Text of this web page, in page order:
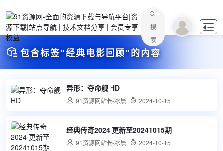
搜
索

 包含标签"经典电影回顾"的内容
异形：夺命舰 HD
 91资源网站长-冰晨  2024-10-15
经典传奇2024 更新至20241015期
 91资源网站长-冰晨  2024-10-15